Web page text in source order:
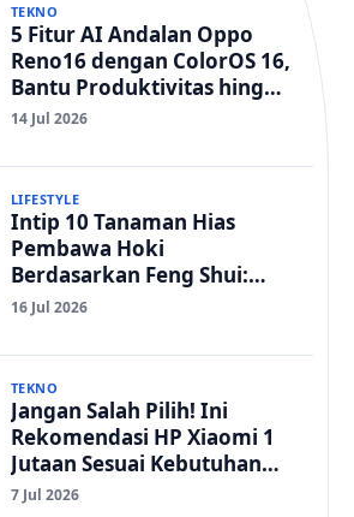
TEKNO
5 Fitur AI Andalan Oppo
Reno16 dengan ColorOS 16,
Bantu Produktivitas hingga
Edit Foto Lebih Praktis
14 Jul 2026
LIFESTYLE
Intip 10 Tanaman Hias
Pembawa Hoki
Berdasarkan Feng Shui:
Rumah Adem dan Rezeki
16 Jul 2026
TEKNO
Jangan Salah Pilih! Ini
Rekomendasi HP Xiaomi 1
Jutaan Sesuai Kebutuhan
Anda
7 Jul 2026